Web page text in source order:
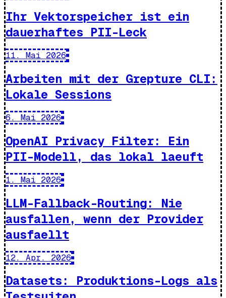
Ihr Vektorspeicher ist ein
dauerhaftes PII-Leck
11. Mai 2026
Arbeiten mit der Grepture CLI:
Lokale Sessions
6. Mai 2026
OpenAI Privacy Filter: Ein
PII-Modell, das lokal laeuft
1. Mai 2026
LLM-Fallback-Routing: Nie
ausfallen, wenn der Provider
ausfaellt
12. Apr. 2026
Datasets: Produktions-Logs als